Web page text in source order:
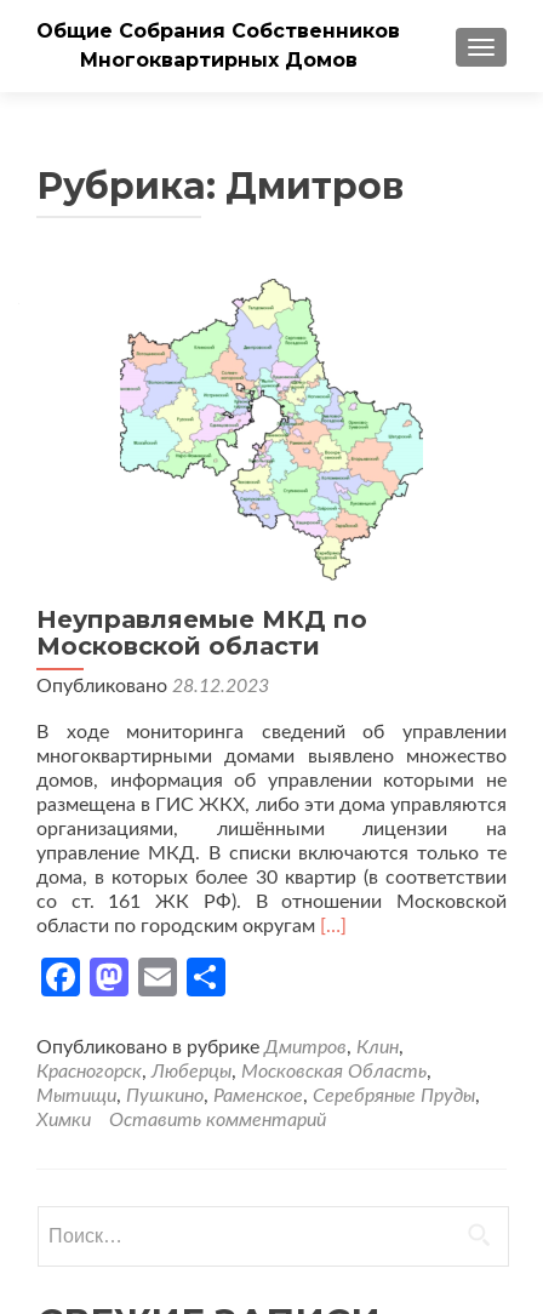
Общие Собрания Собственников
Многоквартирных Домов
Рубрика: Дмитров
Неуправляемые МКД по
Московской области
Опубликовано 28.12.2023
В ходе мониторинга сведений об управлении
многоквартирными домами выявлено множество
домов, информация об управлении которыми не
размещена в ГИС ЖКХ, либо эти дома управляются
организациями, лишёнными лицензии на
управление МКД. В списки включаются только те
дома, в которых более 30 квартир (в соответствии
со ст. 161 ЖК РФ). В отношении Московской
области по городским округам Читать
Московской
области
[…]
Facebook
Mastodon
Email
Опубликовано в рубрике Дмитров, Клин,
Красногорск, Люберцы, Московская Область,
Мытищи, Пушкино, Раменское, Серебряные Пруды,
Химки
Оставить комментарий